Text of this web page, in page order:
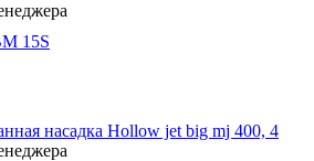
15S